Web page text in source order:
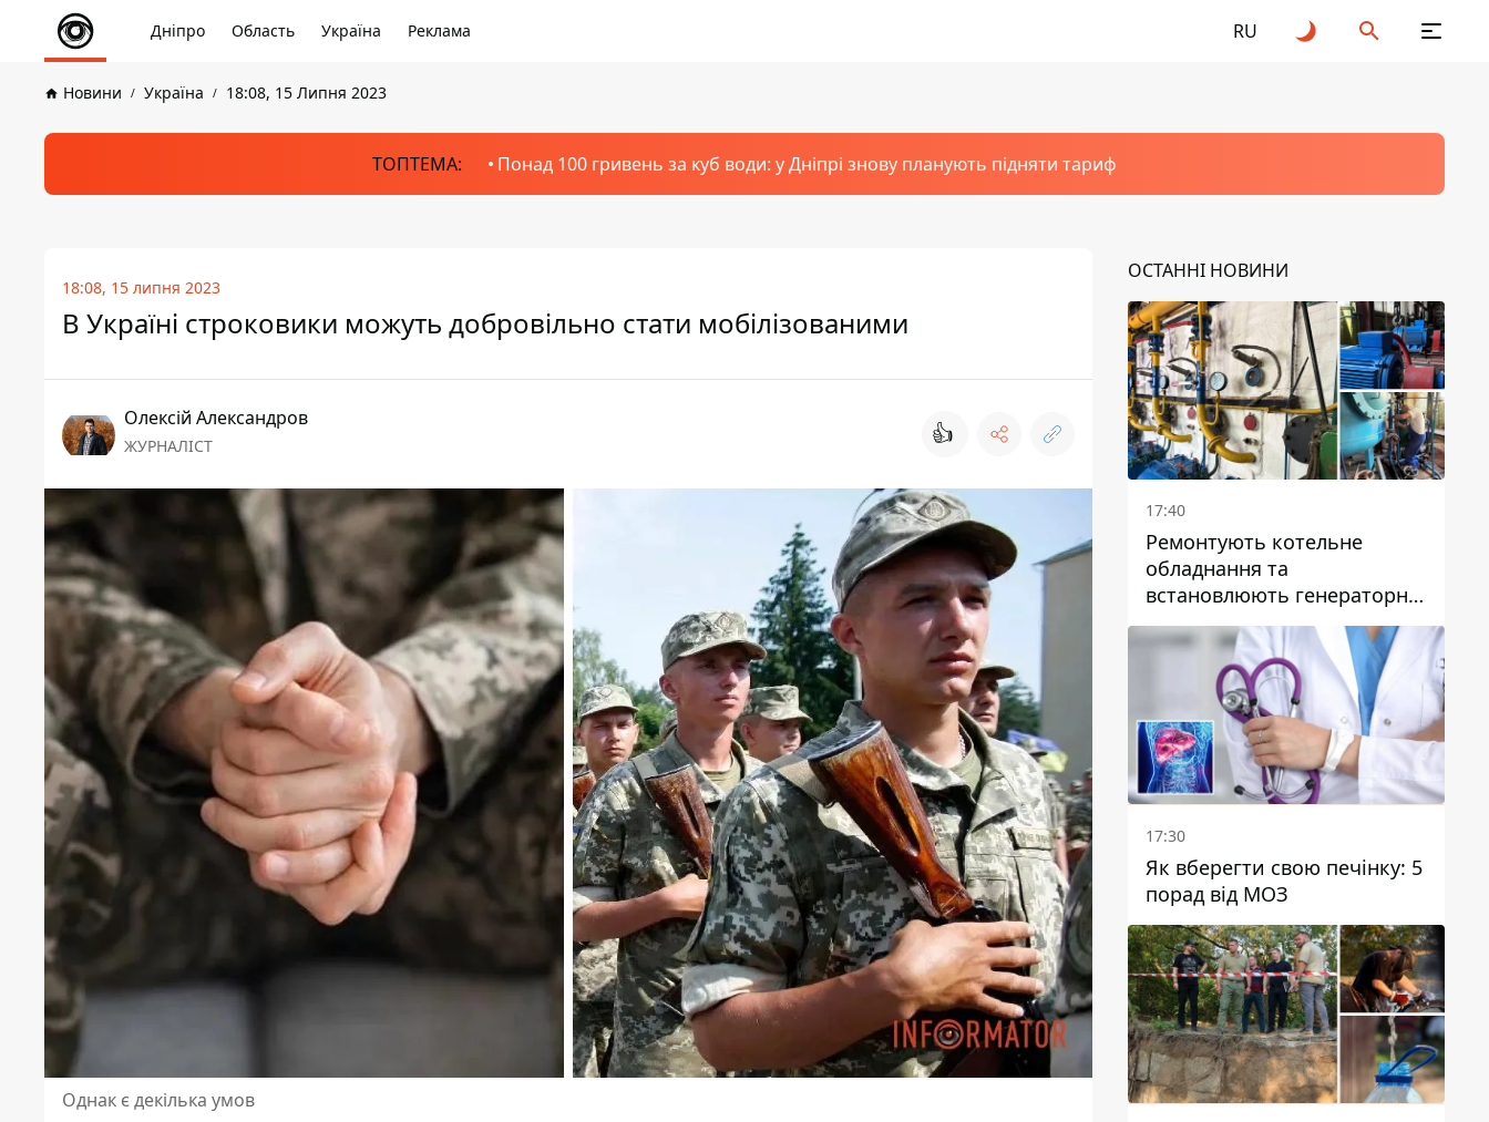
Дніпро Область Україна Реклама RU
Новини Україна 18:08, 15 Липня 2023
ТОПТЕМА: Понад 100 гривень за куб води: у Дніпрі знову планують підняти тариф
18:08, 15 липня 2023
В Україні строковики можуть добровільно стати мобілізованими
Олексій Александров
ЖУРНАЛІСТ 👍
Однак є декілька умов
ОСТАННІ НОВИНИ
17:40
Ремонтують котельне
обладнання та
встановлюють генераторні
установки: як у Дніпрі
готуються до
опалювального сезону
17:30
Як вберегти свою печінку: 5
порад від МОЗ